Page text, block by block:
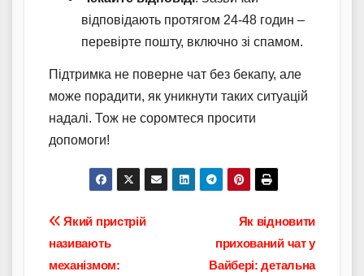
відповідають протягом 24-48 годин –
перевірте пошту, включно зі спамом.
Підтримка не поверне чат без бекапу, але
може порадити, як уникнути таких ситуацій
надалі. Тож не соромтеся просити
допомоги!
Навігація
записів
Як відновити
прихований чат у
Вайбері: детальна
Який пристрій
називають
механізмом: